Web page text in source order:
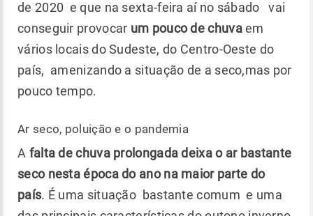
de 2020 e que na sexta-feira aí no sábado vai
conseguir provocar um pouco de chuvaem
vários locais do Sudeste, do Centro-Oeste do
país, amenizando a situação de a seco,mas por
pouco tempo.
Ar seco, poluição e o pandemia
A falta de chuva prolongada deixa o ar bastante
seco nesta época do ano na maior parte do
país. É uma situação bastante comum e uma